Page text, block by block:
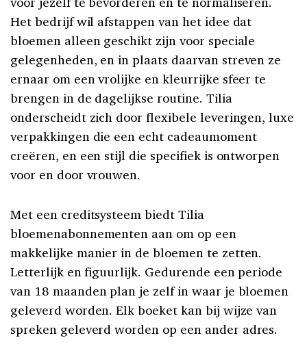
Het bedrijf wil afstappen van het idee dat
bloemen alleen geschikt zijn voor speciale
gelegenheden, en in plaats daarvan streven ze
ernaar om een vrolijke en kleurrijke sfeer te
brengen in de dagelijkse routine. Tilia
onderscheidt zich door flexibele leveringen, luxe
verpakkingen die een echt cadeaumoment
creëren, en een stijl die specifiek is ontworpen
voor en door vrouwen.
Met een creditsysteem biedt Tilia
bloemenabonnementen aan om op een
makkelijke manier in de bloemen te zetten.
Letterlijk en figuurlijk. Gedurende een periode
van 18 maanden plan je zelf in waar je bloemen
geleverd worden. Elk boeket kan bij wijze van
spreken geleverd worden op een ander adres.